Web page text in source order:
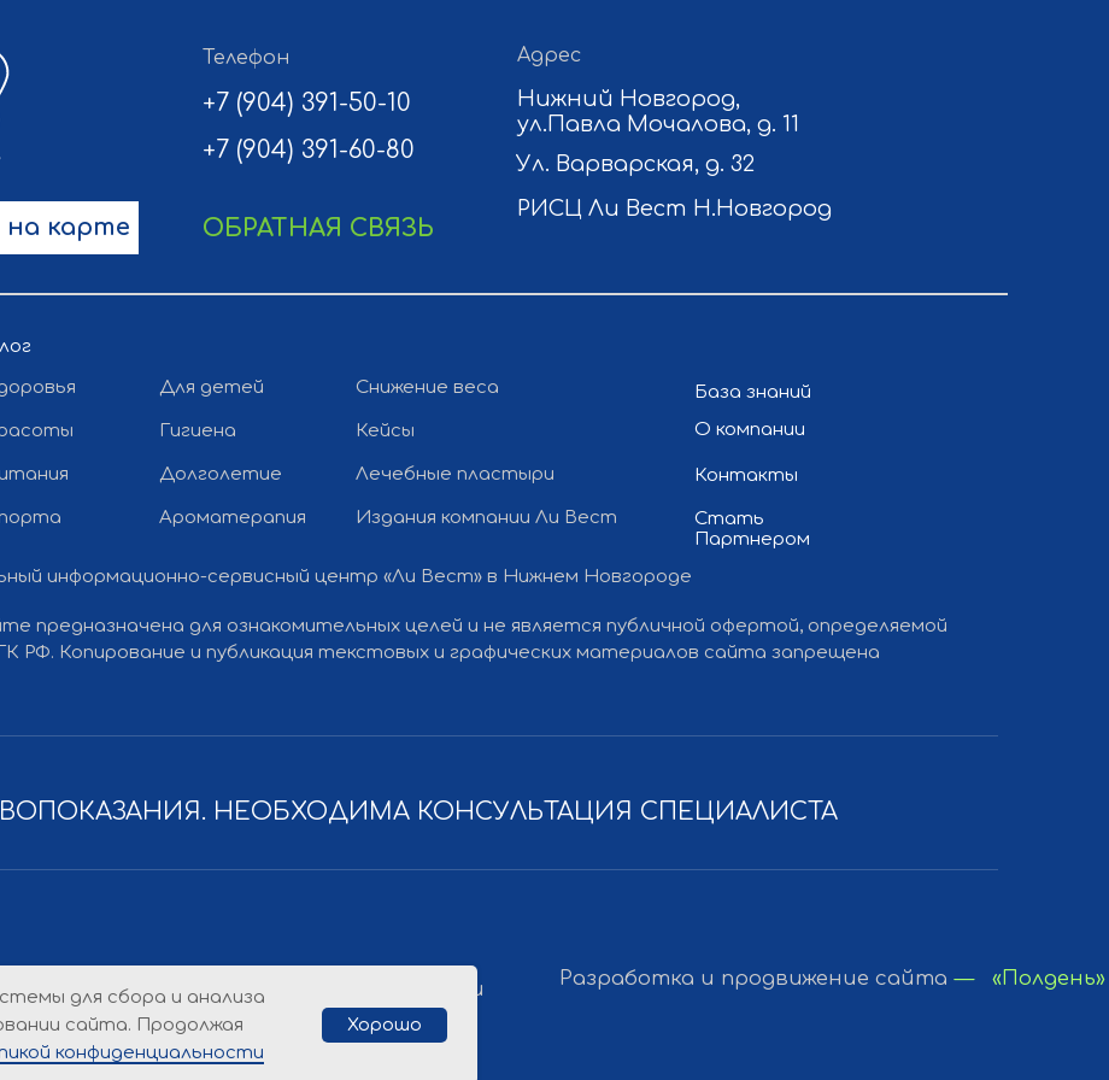
Телефон
+7 (904) 391-50-10
+7 (904) 391-60-80
ОБРАТНАЯ СВЯЗЬ
База знаний
О компании
Контакты
Стать
Партнером
информационно-сервисный центр «Ли Вест» в Нижнем Новгороде
предназначена для ознакомительных целей и не является публичной офертой, определяемой
РФ. Копирование и публикация текстовых и графических материалов сайта запрещена
Снижение веса
Кейсы
Лечебные пластыри
Издания компании Ли Вест
Для детей
Гигиена
Долголетие
Ароматерапия
карте
Адрес
Ул. Варварская, д. 32
Нижний Новгород,
ул.Павла Мочалова, д. 11
РИСЦ Ли Вест Н.Новгород
НЕОБХОДИМА КОНСУЛЬТАЦИЯ СПЕЦИАЛИСТА
Политика конфиденциальности — «Полдень»
Разработка и продвижение сайта
для сбора и анализа
сайта. Продолжая
конфиденциальности
Хорошо